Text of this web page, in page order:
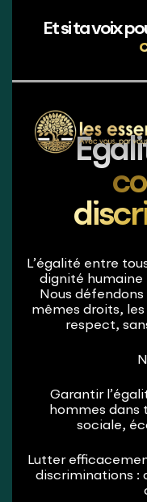
Et si ta voix
L’égalité entre
dignité humaine
Nous
mêmes droits,
respect,
Garantir
hommes dans
sociale,
Lutter
discriminations :